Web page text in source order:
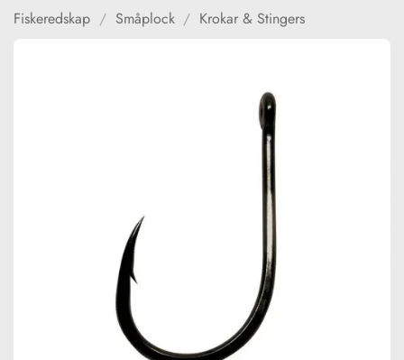
Fiskeredskap / Småplock / Krokar & Stingers